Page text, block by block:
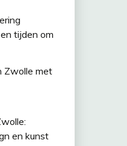
tijden om
Zwolle met
en kunst